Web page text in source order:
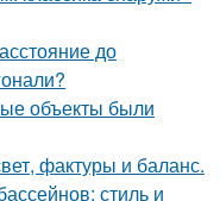
до
объекты были
фактуры и баланс.
стиль и